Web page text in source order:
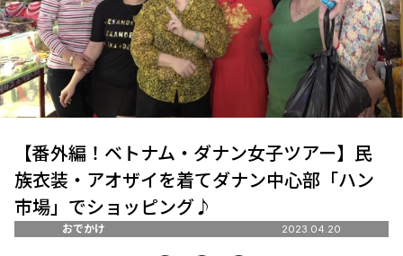
【番外編！ベトナム・ダナン女子ツアー】民
族衣装・アオザイを着てダナン中心部「ハン
市場」でショッピング♪
おでかけ 2023.04.20